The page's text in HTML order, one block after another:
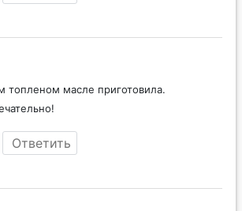
топленом масле приготовила.
Ответить